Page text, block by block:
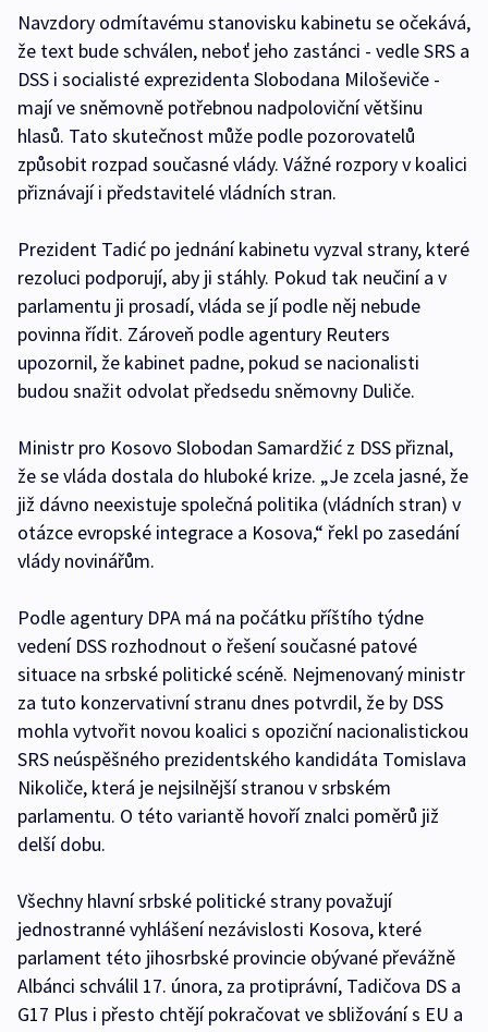
Navzdory odmítavému stanovisku kabinetu se očekává,
že text bude schválen, neboť jeho zastánci - vedle SRS a
DSS i socialisté exprezidenta Slobodana Miloševiče -
mají ve sněmovně potřebnou nadpoloviční většinu
hlasů. Tato skutečnost může podle pozorovatelů
způsobit rozpad současné vlády. Vážné rozpory v koalici
přiznávají i představitelé vládních stran.
Prezident Tadić po jednání kabinetu vyzval strany, které
rezoluci podporují, aby ji stáhly. Pokud tak neučiní a v
parlamentu ji prosadí, vláda se jí podle něj nebude
povinna řídit. Zároveň podle agentury Reuters
upozornil, že kabinet padne, pokud se nacionalisti
budou snažit odvolat předsedu sněmovny Duliče.
Ministr pro Kosovo Slobodan Samardžić z DSS přiznal,
že se vláda dostala do hluboké krize. „Je zcela jasné, že
již dávno neexistuje společná politika (vládních stran) v
otázce evropské integrace a Kosova,“ řekl po zasedání
vlády novinářům.
Podle agentury DPA má na počátku příštího týdne
vedení DSS rozhodnout o řešení současné patové
situace na srbské politické scéně. Nejmenovaný ministr
za tuto konzervativní stranu dnes potvrdil, že by DSS
mohla vytvořit novou koalici s opoziční nacionalistickou
SRS neúspěšného prezidentského kandidáta Tomislava
Nikoliče, která je nejsilnější stranou v srbském
parlamentu. O této variantě hovoří znalci poměrů již
delší dobu.
Všechny hlavní srbské politické strany považují
jednostranné vyhlášení nezávislosti Kosova, které
parlament této jihosrbské provincie obývané převážně
Albánci schválil 17. února, za protiprávní, Tadičova DS a
G17 Plus i přesto chtějí pokračovat ve sbližování s EU a